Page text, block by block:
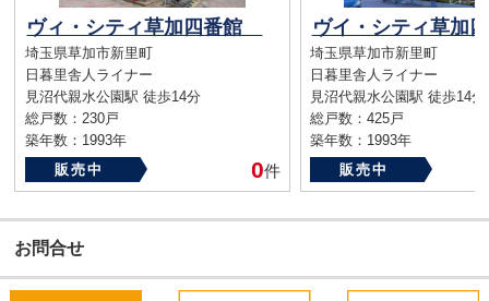
ヴィ・シティ草加四番館
埼玉県草加市新里町
日暮里舎人ライナー
見沼代親水公園駅 徒歩14分
総戸数：230戸
築年数：1993年
販売中
0件
ヴイ・シティ草加
埼玉県草加市新里町
日暮里舎人ライナー
見沼代親水公園駅 徒歩14分
総戸数：425戸
築年数：1993年
販売中
お問合せ